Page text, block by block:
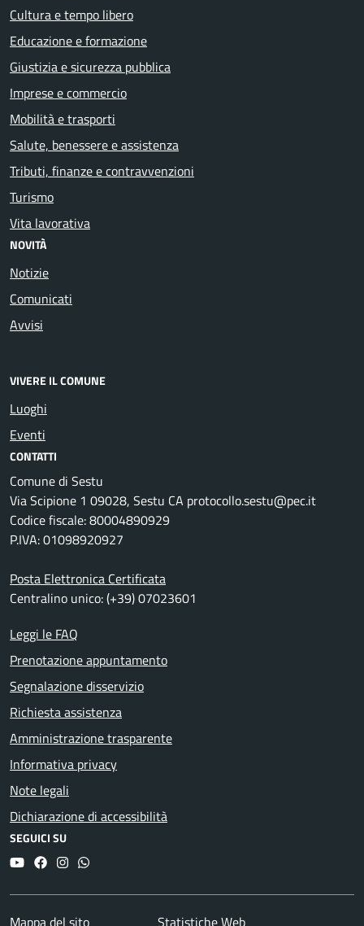
Cultura e tempo libero
Educazione e formazione
Giustizia e sicurezza pubblica
Imprese e commercio
Mobilità e trasporti
Salute, benessere e assistenza
Tributi, finanze e contravvenzioni
Turismo
Vita lavorativa
NOVITÀ
Notizie
Comunicati
Avvisi
VIVERE IL COMUNE
Luoghi
Eventi
CONTATTI
Comune di Sestu
Via Scipione 1 09028, Sestu CA protocollo.sestu@pec.it
Codice fiscale: 80004890929
P.IVA: 01098920927
Posta Elettronica Certificata
Centralino unico: (+39) 07023601
Leggi le FAQ
Prenotazione appuntamento
Segnalazione disservizio
Richiesta assistenza
Amministrazione trasparente
Informativa privacy
Note legali
Dichiarazione di accessibilità
SEGUICI SU
YouTubeFacebookInstagram
Whatsapp
Mappa del sito Statistiche Web